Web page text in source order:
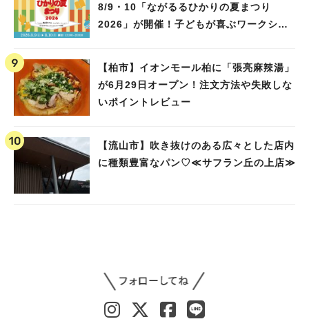
8/9・10「ながるるひかりの夏まつり
2026」が開催！子どもが喜ぶワークショ
【柏市】イオンモール柏に「張亮麻辣湯」
が6月29日オープン！注文方法や失敗しな
いポイントレビュー
【流山市】吹き抜けのある広々とした店内
に種類豊富なパン♡≪サフラン丘の上店≫